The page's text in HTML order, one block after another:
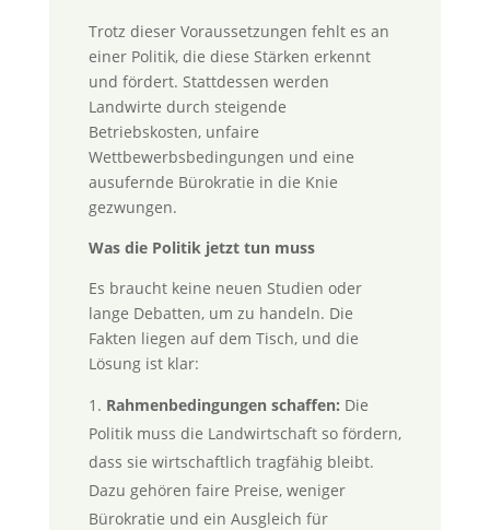
Trotz dieser Voraussetzungen fehlt es an
einer Politik, die diese Stärken erkennt
und fördert. Stattdessen werden
Landwirte durch steigende
Betriebskosten, unfaire
Wettbewerbsbedingungen und eine
ausufernde Bürokratie in die Knie
gezwungen.
Was die Politik jetzt tun muss
Es braucht keine neuen Studien oder
lange Debatten, um zu handeln. Die
Fakten liegen auf dem Tisch, und die
Lösung ist klar:
Rahmenbedingungen schaffen: Die
Politik muss die Landwirtschaft so fördern,
dass sie wirtschaftlich tragfähig bleibt.
Dazu gehören faire Preise, weniger
Bürokratie und ein Ausgleich für